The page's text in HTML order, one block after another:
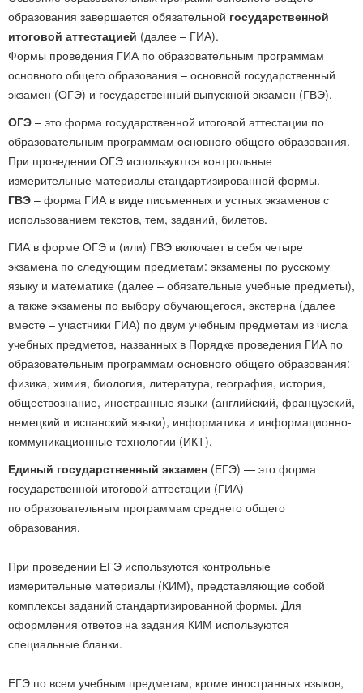
образования завершается обязательной государственной
итоговой аттестацией (далее – ГИА).
Формы проведения ГИА по образовательным программам
основного общего образования – основной государственный
экзамен (ОГЭ) и государственный выпускной экзамен (ГВЭ).
ОГЭ – это форма государственной итоговой аттестации по
образовательным программам основного общего образования.
При проведении ОГЭ используются контрольные
измерительные материалы стандартизированной формы.
ГВЭ – форма ГИА в виде письменных и устных экзаменов с
использованием текстов, тем, заданий, билетов.
ГИА в форме ОГЭ и (или) ГВЭ включает в себя четыре
экзамена по следующим предметам: экзамены по русскому
языку и математике (далее – обязательные учебные предметы),
а также экзамены по выбору обучающегося, экстерна (далее
вместе – участники ГИА) по двум учебным предметам из числа
учебных предметов, названных в Порядке проведения ГИА по
образовательным программам основного общего образования:
физика, химия, биология, литература, география, история,
обществознание, иностранные языки (английский, французский,
немецкий и испанский языки), информатика и информационно-
коммуникационные технологии (ИКТ).
Единый государственный экзамен (ЕГЭ) — это форма
государственной итоговой аттестации (ГИА)
по образовательным программам среднего общего
образования.
При проведении ЕГЭ используются контрольные
измерительные материалы (КИМ), представляющие собой
комплексы заданий стандартизированной формы. Для
оформления ответов на задания КИМ используются
специальные бланки.
ЕГЭ по всем учебным предметам, кроме иностранных языков,